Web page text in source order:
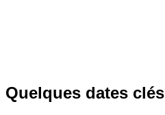
Quelques dates clés